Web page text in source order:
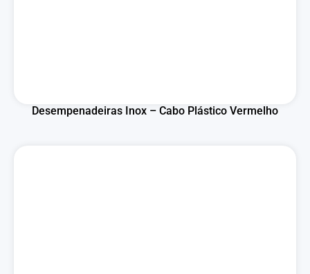
Desempenadeiras Inox – Cabo Plástico Vermelho